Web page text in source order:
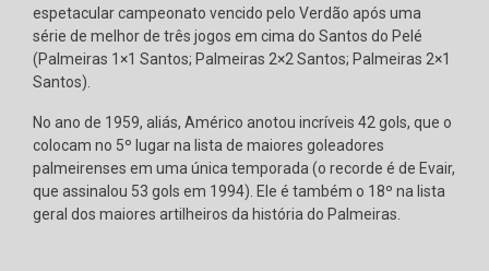
espetacular campeonato vencido pelo Verdão após uma
série de melhor de três jogos em cima do Santos do Pelé
(Palmeiras 1×1 Santos; Palmeiras 2×2 Santos; Palmeiras 2×1
Santos).
No ano de 1959, aliás, Américo anotou incríveis 42 gols, que o
colocam no 5º lugar na lista de maiores goleadores
palmeirenses em uma única temporada (o recorde é de Evair,
que assinalou 53 gols em 1994). Ele é também o 18º na lista
geral dos maiores artilheiros da história do Palmeiras.